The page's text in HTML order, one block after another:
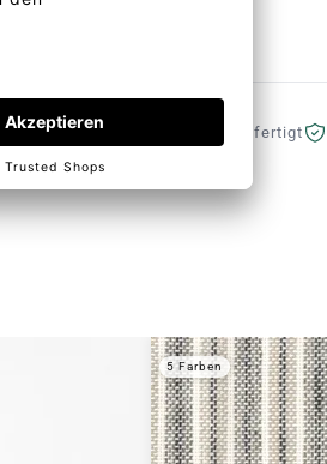
Beratung In Deutschland gefertigt
5 Farben